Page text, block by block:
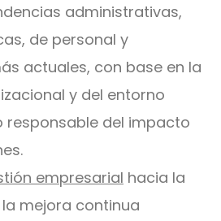
administrativas,
de personal y
actuales, con base en la
y del entorno
responsable del impacto
empresarial hacia la
mejora continua